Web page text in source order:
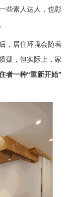
些素人达人，也彰
，居住环境会随着
疑，但实际上，家
者一种“重新开始”